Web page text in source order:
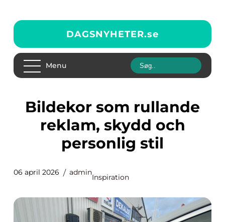
DAGSNYHETER.se
Menu
Bildekor som rullande
reklam, skydd och
personlig stil
06 april 2026 admin
Inspiration